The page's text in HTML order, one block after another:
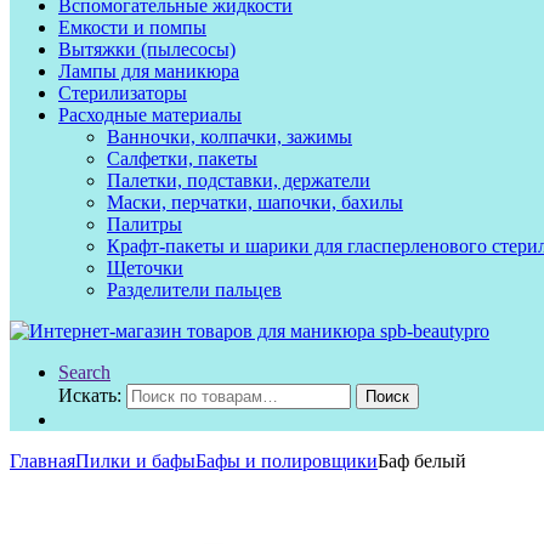
Вспомогательные жидкости
Емкости и помпы
Вытяжки (пылесосы)
Лампы для маникюра
Стерилизаторы
Расходные материалы
Ванночки, колпачки, зажимы
Салфетки, пакеты
Палетки, подставки, держатели
Маски, перчатки, шапочки, бахилы
Палитры
Крафт-пакеты и шарики для гласперленового
Щеточки
Разделители пальцев
Search
Искать:
Поиск
ГлавнаяПилки и бафыБафы и полировщикиБаф белый